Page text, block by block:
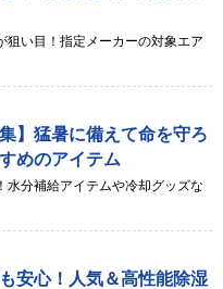
狙い目！指定メーカーの対象エア
】猛暑に備えて命を守ろ
めのアイテム
水分補給アイテムや冷却グッズな
安心！人気＆高性能除湿